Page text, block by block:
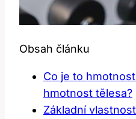
Obsah článku
Co je to
hmotnost tělesa?
Základní